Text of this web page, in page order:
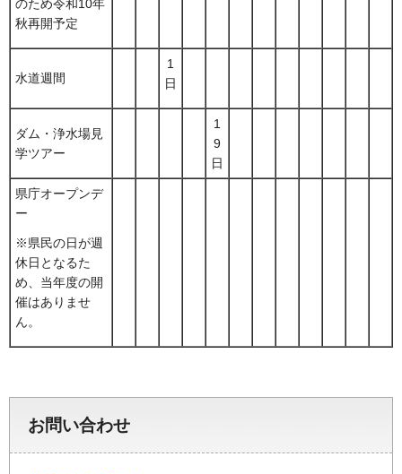
のため令和10年
秋再開予定
水道週間
1
日
ダム・浄水場見
学ツアー
1
9
日
県庁オープンデ
ー
※県民の日が週
休日となるた
め、当年度の開
催はありませ
ん。
お問い合わせ